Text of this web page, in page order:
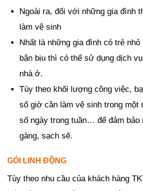
Ngoài ra, đối với những gia đình
làm vệ sinh
Nhất là những gia đình có trẻ nhỏ
bận bịu thì có thể sử dụng dịch
nhà ở.
Tùy theo khối lượng công việc,
số giờ cần làm vệ sinh trong một
số ngày trong tuần… để đảm bảo
gàng, sạch sẽ.
GÓI LINH ĐỘNG
Tùy theo nhu cầu của khách hàng